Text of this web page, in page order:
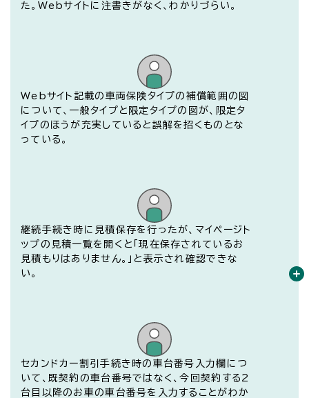
た。Webサイトに注書きがなく、わかりづらい。
Webサイト記載の車両保険タイプの補償範囲の図
について、一般タイプと限定タイプの図が、限定タ
イプのほうが充実していると誤解を招くものとな
っている。
継続手続き時に見積保存を行ったが、マイページト
ップの見積一覧を開くと「現在保存されているお
見積もりはありません。」と表示され確認できな
い。
セカンドカー割引手続き時の車台番号入力欄につ
いて、既契約の車台番号ではなく、今回契約する2
台目以降のお車の車台番号を入力することがわか